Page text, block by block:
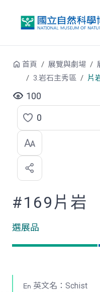
首頁 展覽與劇場
3.岩石主秀區
片
100
點
選
喜
歡
0
#169片岩
選展品
英文名：Schist